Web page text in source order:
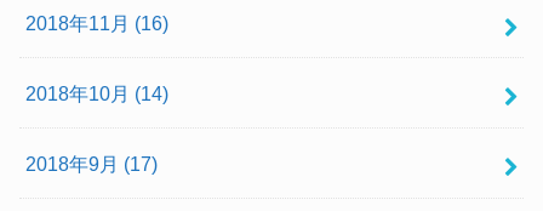
2018年11月 (16)
2018年10月 (14)
2018年9月 (17)